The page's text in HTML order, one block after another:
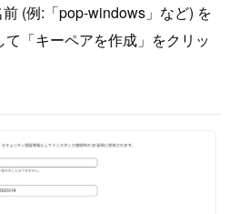
(例:「pop-windows」など) を
「キーペアを作成」をクリッ